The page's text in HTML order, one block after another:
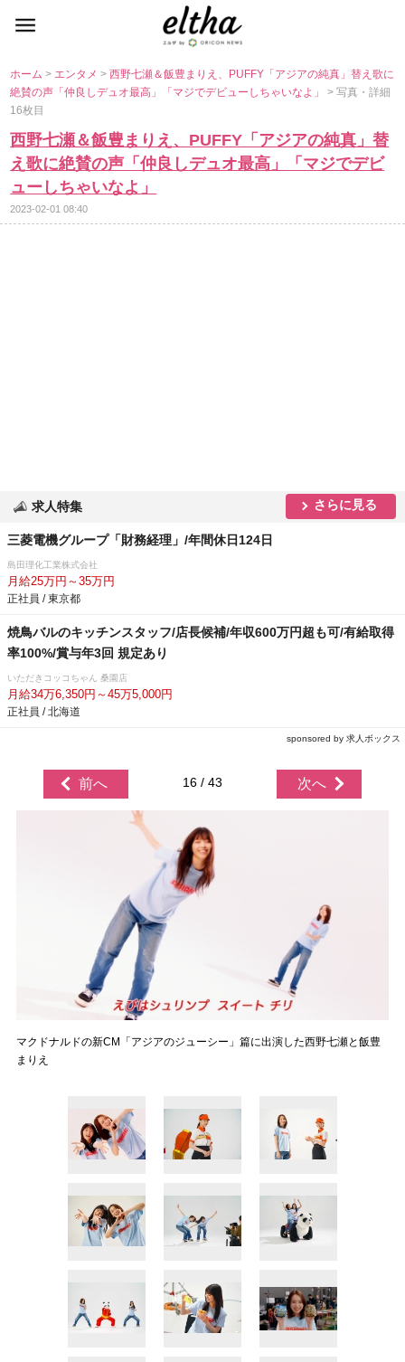
ホーム> エンタメ>西野七瀬＆飯豊まりえ、PUFFY「アジアの純真」替え歌に
絶賛の声「仲良しデュオ最高」「マジでデビューしちゃいなよ」> 写真・詳細
16枚目
西野七瀬＆飯豊まりえ、PUFFY「アジアの純真」替
え歌に絶賛の声「仲良しデュオ最高」「マジでデビ
ューしちゃいなよ」
2023-02-01 08:40
求人特集 さらに見る
三菱電機グループ「財務経理」/年間休日124日
島田理化工業株式会社
月給25万円～35万円
正社員 / 東京都
焼鳥バルのキッチンスタッフ/店長候補/年収600万円超も可/有給取得
率100%/賞与年3回 規定あり
いただきコッコちゃん 桑園店
月給34万6,350円～45万5,000円
正社員 / 北海道
sponsored by 求人ボックス
前へ 16 / 43 次へ
マクドナルドの新CM「アジアのジューシー」篇に出演した西野七瀬と飯豊
まりえ